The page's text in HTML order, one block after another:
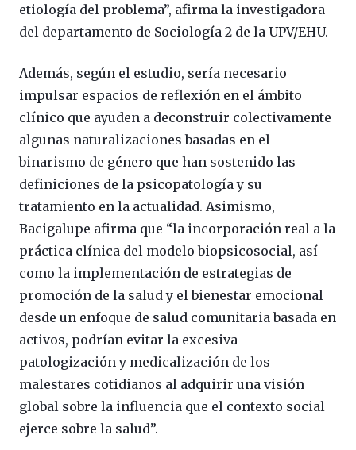
etiología del problema”, afirma la investigadora
del departamento de Sociología 2 de la UPV/EHU.
Además, según el estudio, sería necesario
impulsar espacios de reflexión en el ámbito
clínico que ayuden a deconstruir colectivamente
algunas naturalizaciones basadas en el
binarismo de género que han sostenido las
definiciones de la psicopatología y su
tratamiento en la actualidad. Asimismo,
Bacigalupe afirma que “la incorporación real a la
práctica clínica del modelo biopsicosocial, así
como la implementación de estrategias de
promoción de la salud y el bienestar emocional
desde un enfoque de salud comunitaria basada en
activos, podrían evitar la excesiva
patologización y medicalización de los
malestares cotidianos al adquirir una visión
global sobre la influencia que el contexto social
ejerce sobre la salud”.